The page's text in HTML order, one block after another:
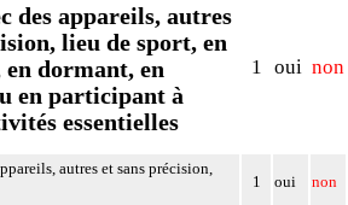
des appareils, autres
lieu de sport, en
en dormant, en
en participant à
essentielles
1 oui non
autres et sans précision,
1 oui non